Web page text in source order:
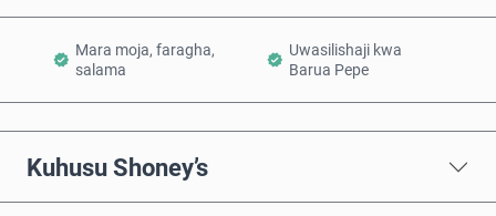
Mara moja, faragha,
salama
Uwasilishaji kwa
Barua Pepe
Kuhusu Shoney’s